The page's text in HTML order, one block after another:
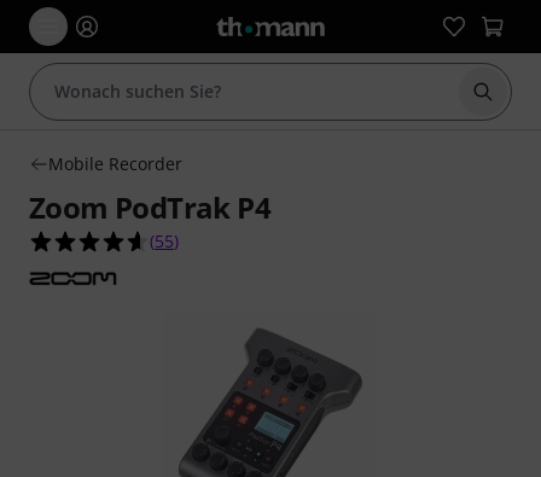
Suche
Mobile Recorder
Zoom PodTrak P4
4.6 von 5 Sternen aus 55 Kundenbewertungen
(55)